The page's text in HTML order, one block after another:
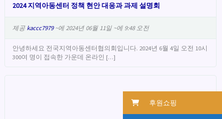
2024 지역아동센터 정책 현안 대응과 과제 설명회
제공 kaccc7979~에 2024년 06월 11일 ~에 9:48 오전
안녕하세요 전국지역아동센터협의회입니다. 2024년 6월 4일 오전 10시
300여 명이 접속한 가운데 온라인 […]
후원쇼핑